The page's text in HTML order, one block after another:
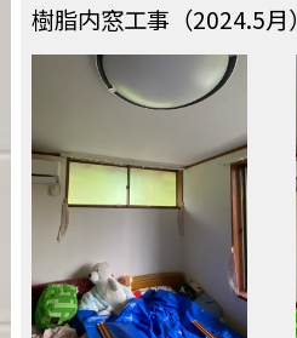
樹脂内窓工事（2024.5月）